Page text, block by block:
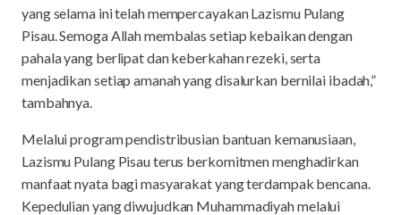
yang selama ini telah mempercayakan Lazismu Pulang
Pisau. Semoga Allah membalas setiap kebaikan dengan
pahala yang berlipat dan keberkahan rezeki, serta
menjadikan setiap amanah yang disalurkan bernilai ibadah,”
tambahnya.
Melalui program pendistribusian bantuan kemanusiaan,
Lazismu Pulang Pisau terus berkomitmen menghadirkan
manfaat nyata bagi masyarakat yang terdampak bencana.
Kepedulian yang diwujudkan Muhammadiyah melalui